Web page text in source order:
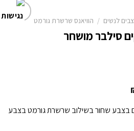
לנשים / הוויאנס שרשרת גורמט
סילבר מושחר
בצבע שחור בשילוב שרשרת גורמט בצבע